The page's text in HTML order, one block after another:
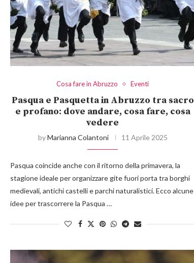
Cosa fare in Abruzzo Eventi
Pasqua e Pasquetta in Abruzzo tra sacro
e profano: dove andare, cosa fare, cosa
vedere
byMarianna Colantoni 11 Aprile 2025
Pasqua coincide anche con il ritorno della primavera, la
stagione ideale per organizzare gite fuori porta tra borghi
medievali, antichi castelli e parchi naturalistici. Ecco alcune
idee per trascorrere la Pasqua …